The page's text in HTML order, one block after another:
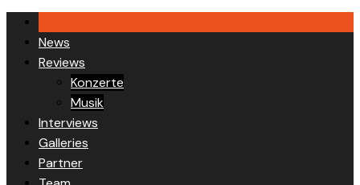
Skip
content
News
Reviews
Konzerte
Musik
Interviews
Galleries
Partner